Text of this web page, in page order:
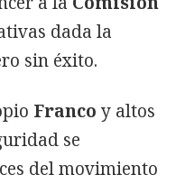
dada la
sin éxito.
Franco y altos
se
del movimiento